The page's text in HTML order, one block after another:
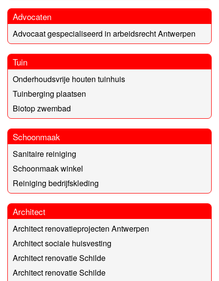
Advocaten
Advocaat gespecialiseerd in arbeidsrecht Antwerpen
Tuin
Onderhoudsvrije houten tuinhuis
Tuinberging plaatsen
Biotop zwembad
Schoonmaak
Sanitaire reiniging
Schoonmaak winkel
Reiniging bedrijfskleding
Architect
Architect renovatieprojecten Antwerpen
Architect sociale huisvesting
Architect renovatie Schilde
Architect renovatie Schilde